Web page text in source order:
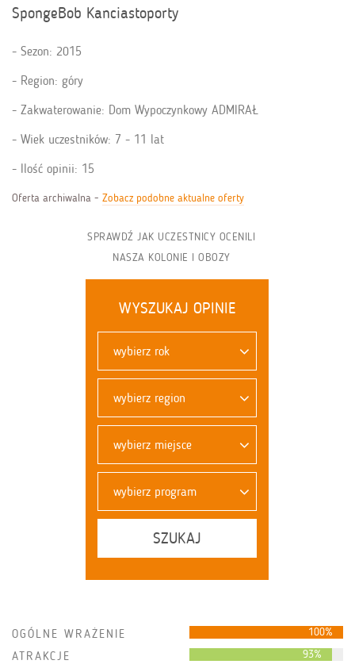
SpongeBob Kanciastoporty
Sezon: 2015
Region: góry
Zakwaterowanie: Dom Wypoczynkowy ADMIRAŁ
Wiek uczestników: 7 - 11 lat
Ilość opinii: 15
Oferta archiwalna - Zobacz podobne aktualne oferty
SPRAWDŹ JAK UCZESTNICY OCENILI
NASZA KOLONIE I OBOZY
WYSZUKAJ OPINIE
wybierz rok
wybierz region
wybierz miejsce
wybierz program
SZUKAJ
OGÓLNE WRAŻENIE 100%
ATRAKCJE 93%